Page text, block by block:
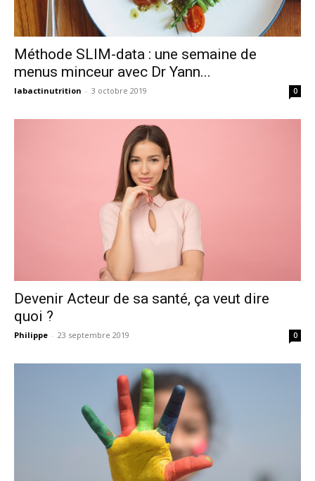
Méthode SLIM-data : une semaine de
menus minceur avec Dr Yann...
labactinutrition - 3 octobre 2019 0
Devenir Acteur de sa santé, ça veut dire
quoi ?
Philippe - 23 septembre 2019 0